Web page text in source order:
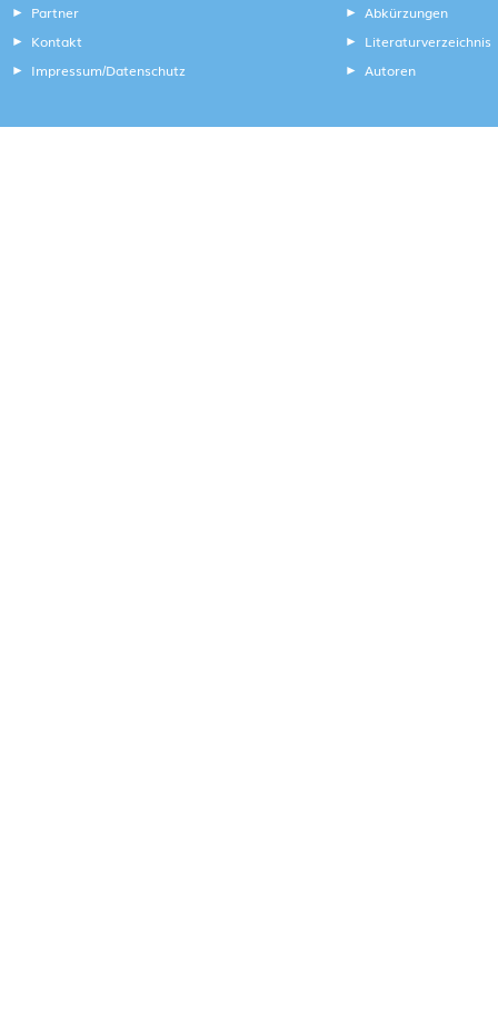
Partner
Kontakt
Impressum/Datenschutz
Abkürzungen
Literaturverzeichnis
Autoren